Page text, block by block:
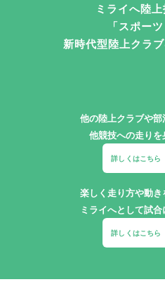
ミライへ陸
「スポー
新時代型陸上クラ
他の陸上クラブや
他競技への走り
詳しくは
楽しく走り方や動
ミライへとして試
詳しくは